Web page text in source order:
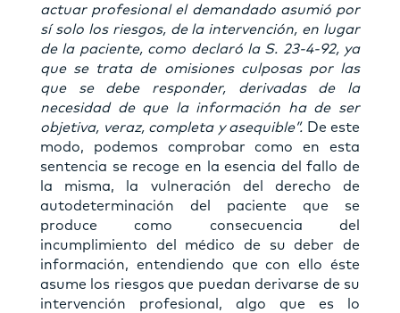
actuar profesional el demandado asumió por
sí solo los riesgos, de la intervención, en lugar
de la paciente, como declaró la S. 23-4-92, ya
que se trata de omisiones culposas por las
que se debe responder, derivadas de la
necesidad de que la información ha de ser
objetiva, veraz, completa y asequible”. De este
modo, podemos comprobar como en esta
sentencia se recoge en la esencia del fallo de
la misma, la vulneración del derecho de
autodeterminación del paciente que se
produce como consecuencia del
incumplimiento del médico de su deber de
información, entendiendo que con ello éste
asume los riesgos que puedan derivarse de su
intervención profesional, algo que es lo